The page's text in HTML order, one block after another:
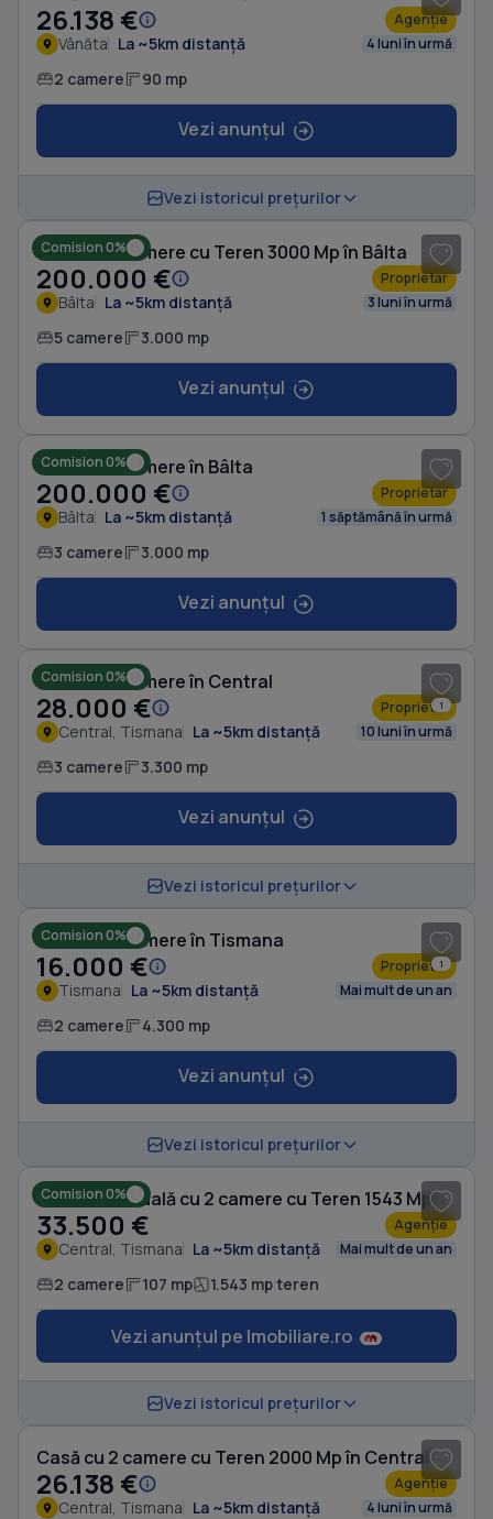
26.138 € Agenție
Vânăta La ~5km distanță 4 luni în urmă
2 camere 90 mp
Vezi anunțul
Vezi istoricul prețurilor
Comision 0%
Casă cu 5 camere cu Teren 3000 Mp în Bâlta
200.000 € Proprietar
Bâlta La ~5km distanță 3 luni în urmă
5 camere 3.000 mp
Vezi anunțul
Comision 0%
Casă cu 3 camere în Bâlta
200.000 € Proprietar
Bâlta La ~5km distanță 1 săptămână în urmă
3 camere 3.000 mp
Vezi anunțul
1
Comision 0%
Casă cu 3 camere în Central
28.000 € Proprietar
Central, Tismana La ~5km distanță 10 luni în urmă
3 camere 3.300 mp
Vezi anunțul
Vezi istoricul prețurilor
1
Comision 0%
Casă cu 2 camere în Tismana
16.000 € Proprietar
Tismana La ~5km distanță Mai mult de un an
2 camere 4.300 mp
Vezi anunțul
Vezi istoricul prețurilor
Comision 0% Casă individuală cu 2 camere cu Teren 1543 Mp în Central
33.500 € Agenție
Central, Tismana La ~5km distanță Mai mult de un an
2 camere 107 mp 1.543 mp teren
Vezi anunțul pe Imobiliare.ro
Vezi istoricul prețurilor
Casă cu 2 camere cu Teren 2000 Mp în Central
26.138 € Agenție
Central, Tismana La ~5km distanță 4 luni în urmă